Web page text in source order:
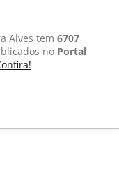
Alves tem 6707
no Portal